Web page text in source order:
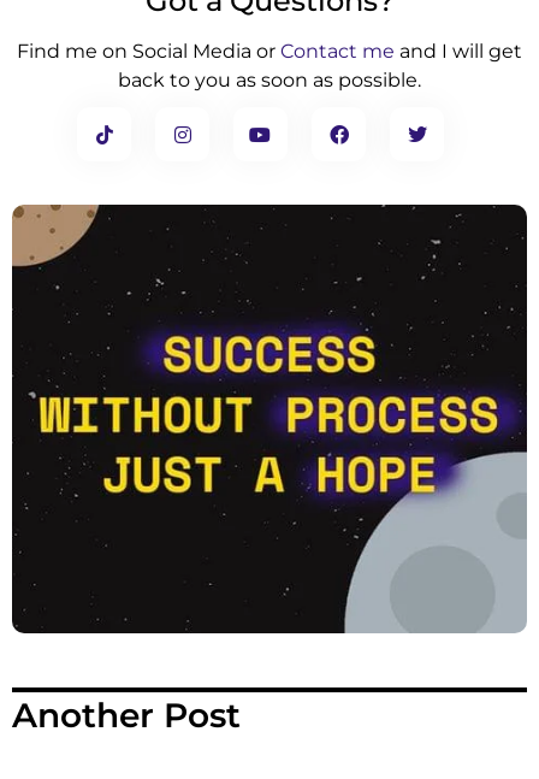
Find me on Social Media or Contact me and I will get
back to you as soon as possible.
Another Post